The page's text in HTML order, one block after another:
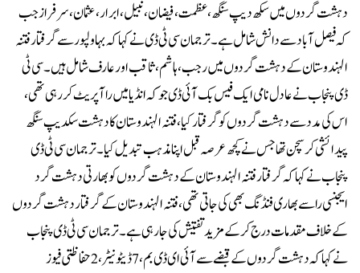
دہشت گردوں میں سکھ دیپ سنگھ،عظمت، فیضان، نبیل، ابرار، عثمان، سرفراز جب
کہ فیصل آباد سے دانش شامل ہے۔ترجمان سی ٹی ڈی نے کہا کہ بہاولپور سے گرفتار فتنہ
الہندوستان کے دہشت گردوں میں رجب، ہاشم ، ثاقب اور عارف شامل ہیں۔سی ٹی
ڈی پنجاب نے عادل نامی ایک فیس بک آئی ڈی جو کہ انڈیا میں را آپریٹ کر رہی تھی،
اس کی مدد سے دہشت گردوں کو گرفتار کیا، فتنہ الہندوستان کا دہشت سکدیپ سنگھ
پیدائشی کرسچن تھا جس نے کچھ عرصہ قبل اپنا مذہب تبدیل کیا۔ترجمان سی ٹی ڈی
پنجاب نے کہا کہ گرفتار فتنہ الہندوستان کے دہشت گردوں کو بھارتی دہشت گرد
ایجنسی را سے بھاری فنڈنگ بھی کی جاتی تھی، فتنہ الہندوستان کے گرفتار دہشت گردوں
کے خلاف مقدمات درج کر کے مزید تفتیش کی جا رہی ہے۔ترجمان سی ٹی ڈی پنجاب
نے کہا کہ دہشت گردوں کے قبضے سے آئی ای ڈی بم، 7 ڈیٹونیٹر، 2 حفاظتی فیوز